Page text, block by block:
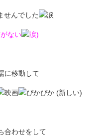
せんでした
ない )
に移動して
合わせをして